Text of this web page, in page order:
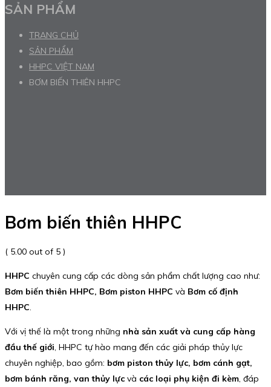
SẢN PHẨM
TRANG CHỦ
SẢN PHẨM
HHPC VIỆT NAM
BƠM BIẾN THIÊN HHPC
Bơm biến thiên HHPC
( 5.00 out of 5 )
HHPC chuyên cung cấp các dòng sản phẩm chất lượng cao như:
Bơm biến thiên HHPC, Bơm piston HHPC và Bơm cố định
HHPC.
Với vị thế là một trong những nhà sản xuất và cung cấp hàng
đầu thế giới, HHPC tự hào mang đến các giải pháp thủy lực
chuyên nghiệp, bao gồm: bơm piston thủy lực, bơm cánh gạt,
bơm bánh răng, van thủy lực và các loại phụ kiện đi kèm, đáp